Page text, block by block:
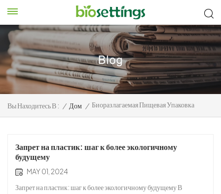
Вы Находитесь В : / Дом / Биоразлагаемая Пищевая Упаковка
Запрет на пластик: шаг к более экологичному
будущему
MAY 01, 2024
Запрет на пластик: шаг к более экологичному будущему В